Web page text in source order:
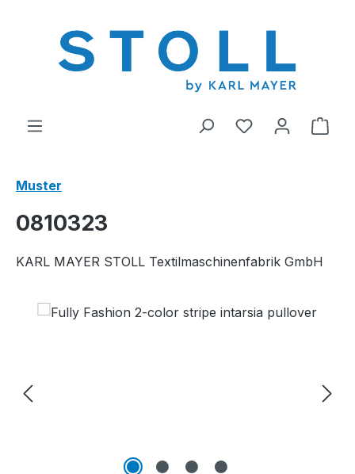
Du hast 0
Muster
0810323
KARL MAYER STOLL Textilmaschinenfabrik GmbH
Bildergalerie überspringen